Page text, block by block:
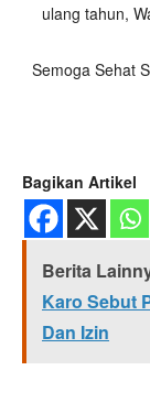
ulang tahun,
Semoga Sehat
Bagikan Artikel
Berita
Karo Sebut
Dan Izin